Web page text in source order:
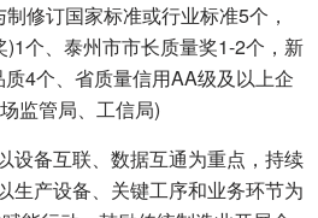
修订国家标准或行业标准5个，
个、泰州市市长质量奖1-2个，新
质4个、省质量信用AA级及以上企
监管局、工信局)
设备互联、数据互通为重点，持续
生产设备、关键工序和业务环节为